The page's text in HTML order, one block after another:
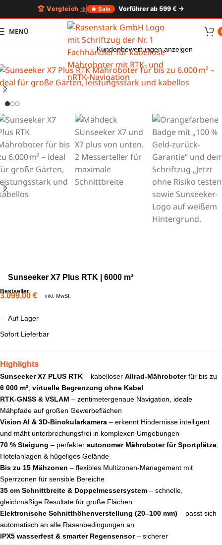
🏆 Vergleich → 🔥 Sale Vorführer ab 599 € →
MENÜ
Kundenbewertungen anzeigen
Sunseeker X7 Plus RTK | 6000 m²
Bestseller
3.099,00 € inkl. MwSt.
Auf Lager
Sofort Lieferbar
Highlights
Sunseeker X7 PLUS RTK – kabelloser Allrad-Mähroboterfür bis zu
6 000 m²; virtuelle Begrenzung ohne Kabel
RTK-GNSS & VSLAM – zentimetergenaue Navigation, ideale
Mähpfade auf großen Gewerbeflächen
Vision AI & 3D-Binokularkamera – erkennt Hindernisse intelligent
und mäht unterbrechungsfrei in komplexen Umgebungen
70 % Steigung – perfekter autonomer Mähroboter für Sportplätze,
Hotelanlagen & hügeliges Gelände
Bis zu 15 Mähzonen – flexibles Multizonen-Management mit
Sperrzonen für sensible Bereiche
35 cm Schnittbreite & Doppelmessersystem – schnelle,
gleichmäßige Resultate für große Flächen
Elektronische Schnitthöhenverstellung (20–100 mm) – passt sich
automatisch an alle Rasenbedingungen an
IPX5 wasserfest & smarter Regensensor– sicherer